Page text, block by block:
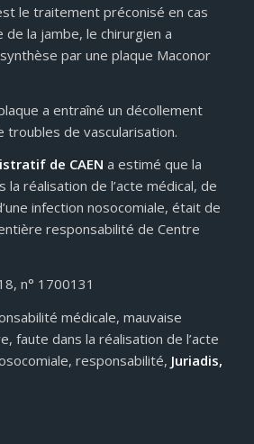
le traitement préconisé en cas
la jambe, le chirurgien a
par une plaque Maconor
a entraîné un décollement
troubles de vascularisation.
de CAEN a estimé que la
la réalisation de l’acte médical, de
infection nosocomiale, était de
responsabilité de Centre
n° 1700131
médicale, mauvaise
faute dans la réalisation de l’acte
responsabilité, Juriadis,